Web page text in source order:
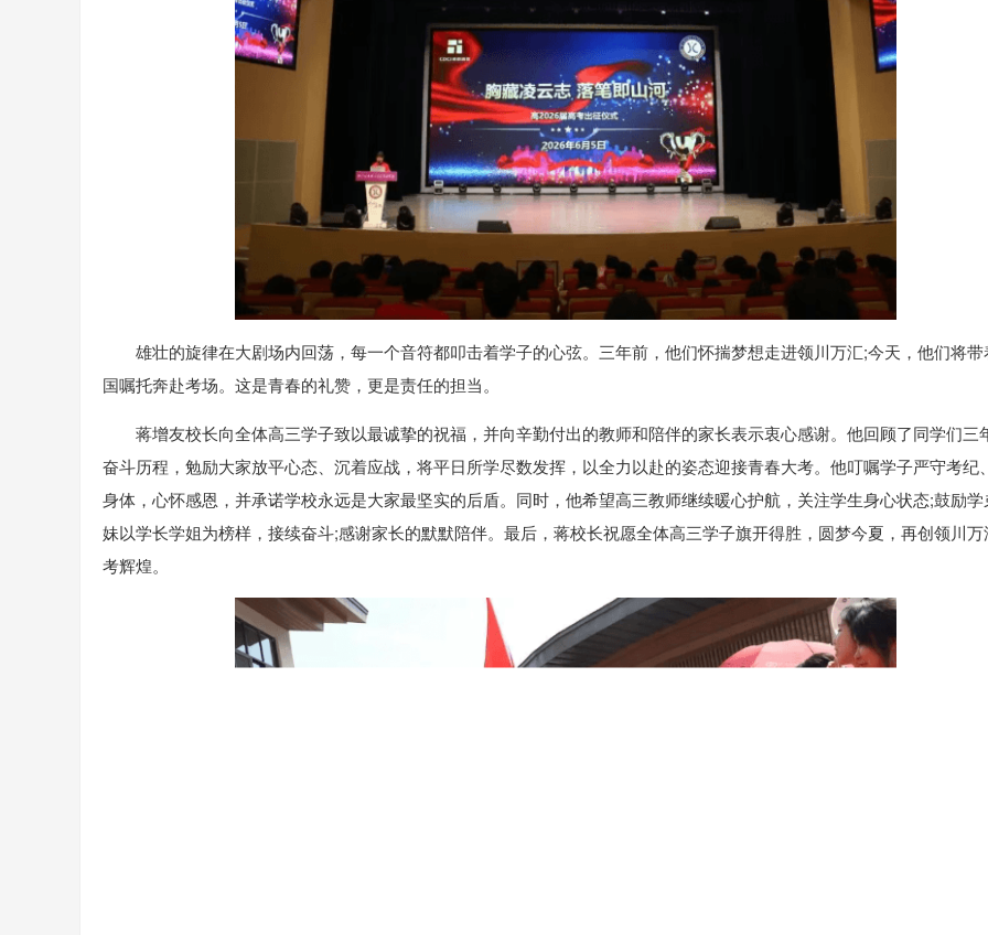
雄壮的旋律在大剧场内回荡，每一个音符都叩击着学子的心弦。三年前，他们怀揣梦想走进领川万汇;今天，他们将带
国嘱托奔赴考场。这是青春的礼赞，更是责任的担当。
蒋增友校长向全体高三学子致以最诚挚的祝福，并向辛勤付出的教师和陪伴的家长表示衷心感谢。他回顾了同学们三
奋斗历程，勉励大家放平心态、沉着应战，将平日所学尽数发挥，以全力以赴的姿态迎接青春大考。他叮嘱学子严守考纪
身体，心怀感恩，并承诺学校永远是大家最坚实的后盾。同时，他希望高三教师继续暖心护航，关注学生身心状态;鼓励学
妹以学长学姐为榜样，接续奋斗;感谢家长的默默陪伴。最后，蒋校长祝愿全体高三学子旗开得胜，圆梦今夏，再创领川万
考辉煌。